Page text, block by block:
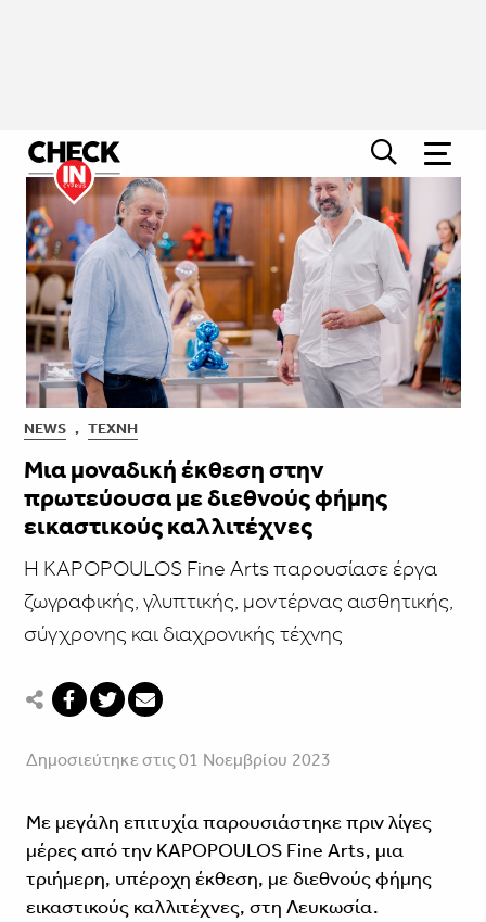
NEWS , ΤΈΧΝΗ
Μια μοναδική έκθεση στην
πρωτεύουσα με διεθνούς φήμης
εικαστικούς καλλιτέχνες
Η KAPOPOULOS Fine Arts παρουσίασε έργα
ζωγραφικής, γλυπτικής, μοντέρνας αισθητικής,
σύγχρονης και διαχρονικής τέχνης
Δημοσιεύτηκε στις 01 Νοεμβρίου 2023
Με μεγάλη επιτυχία παρουσιάστηκε πριν λίγες
μέρες από την KAPOPOULOS Fine Arts, μια
τριήμερη, υπέροχη έκθεση, με διεθνούς φήμης
εικαστικούς καλλιτέχνες, στη Λευκωσία.